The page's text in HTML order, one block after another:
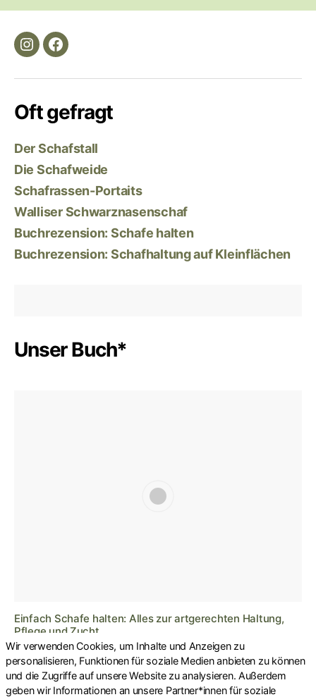
g
w
e
I
t
g
r
a
m
F
e
o
o
k
Oft gefragt
Der Schafstall
Die Schafweide
Schafrassen-Portaits
Walliser Schwarznasenschaf
Buchrezension: Schafe halten
Buchrezension: Schafhaltung auf Kleinflächen
Unser Buch*
Einfach Schafe halten: Alles zur artgerechten Haltung,
Pflege und Zucht
Wir verwenden Cookies, um Inhalte und Anzeigen zu
personalisieren, Funktionen für soziale Medien anbieten zu können
und die Zugriffe auf unsere Website zu analysieren. Außerdem
geben wir Informationen an unsere Partner*innen für soziale